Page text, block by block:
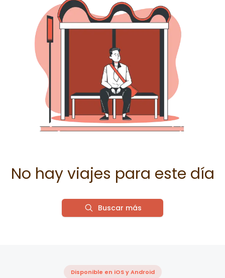
No hay viajes para este día
Buscar más
Disponible en iOS y Android